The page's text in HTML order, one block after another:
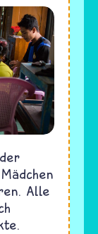
Alle